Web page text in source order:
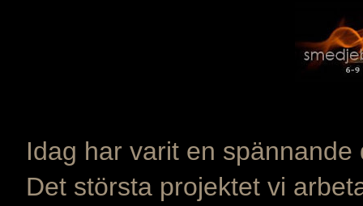
Idag har varit en
Det största projektet vi